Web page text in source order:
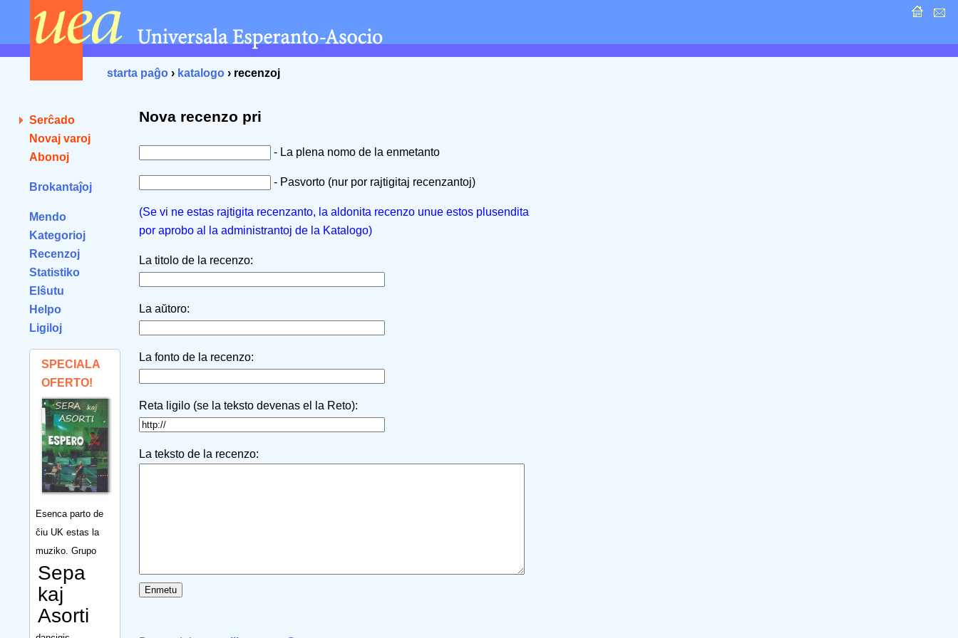
starta paĝo › katalogo › recenzoj
Serĉado
Novaj varoj
Abonoj
Brokantaĵoj
Mendo
Kategorioj
Recenzoj
Statistiko
Elŝutu
Helpo
Ligiloj
SPECIALA
OFERTO!
Esenca parto de
ĉiu UK estas la
muziko. Grupo
Sepa
kaj
Asorti
Nova recenzo pri
- La plena nomo de la enmetanto
- Pasvorto (nur por rajtigitaj recenzantoj)
(Se vi ne estas rajtigita recenzanto, la aldonita recenzo unue estos plusendita
por aprobo al la administrantoj de la Katalogo)
La titolo de la recenzo:
La aŭtoro:
La fonto de la recenzo:
Reta ligilo (se la teksto devenas el la Reto):
La teksto de la recenzo: